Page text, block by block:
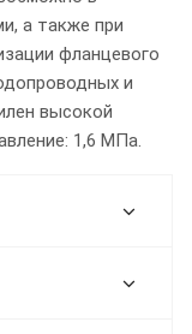
а также при
фланцевого
и
высокой
1,6 МПа.